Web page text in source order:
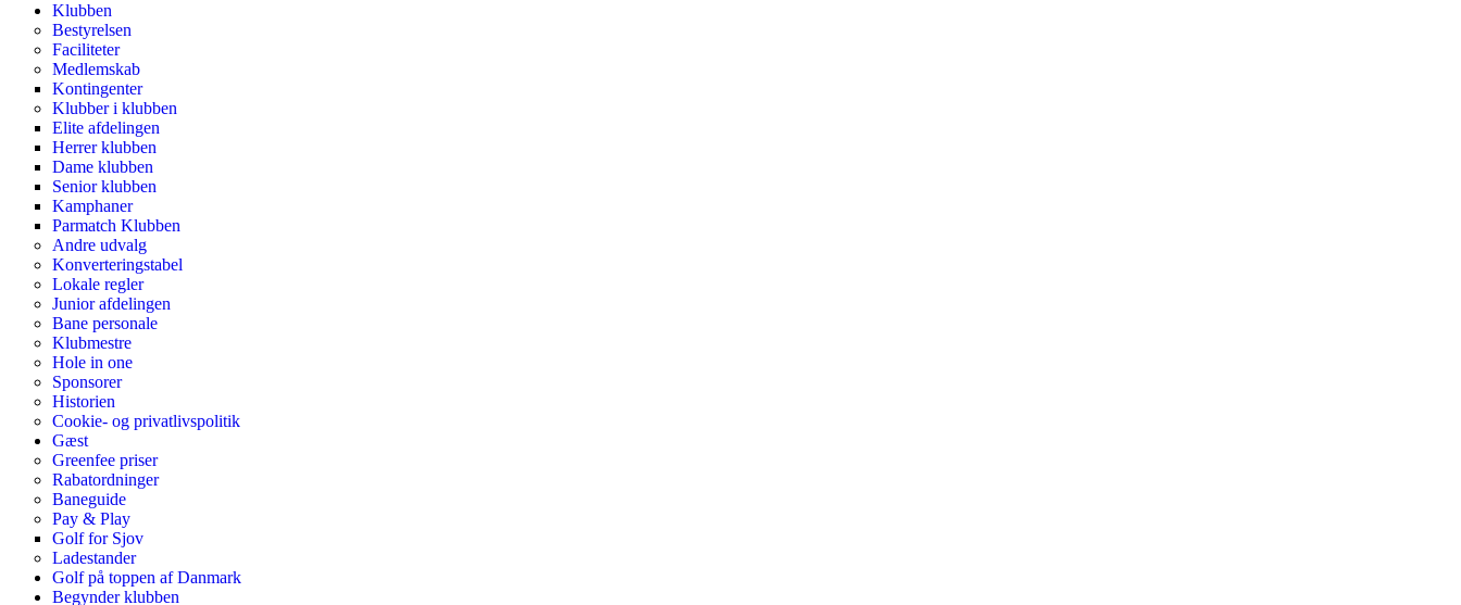
Klubben
Bestyrelsen
Faciliteter
Medlemskab
Kontingenter
Klubber i klubben
Elite afdelingen
Herrer klubben
Dame klubben
Senior klubben
Kamphaner
Parmatch Klubben
Andre udvalg
Konverteringstabel
Lokale regler
Junior afdelingen
Bane personale
Klubmestre
Hole in one
Sponsorer
Historien
Cookie- og privatlivspolitik
Gæst
Greenfee priser
Rabatordninger
Baneguide
Pay & Play
Golf for Sjov
Ladestander
Golf på toppen af Danmark
Begynder klubben